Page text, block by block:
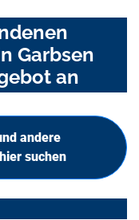
Garbsen
an
andere
suchen